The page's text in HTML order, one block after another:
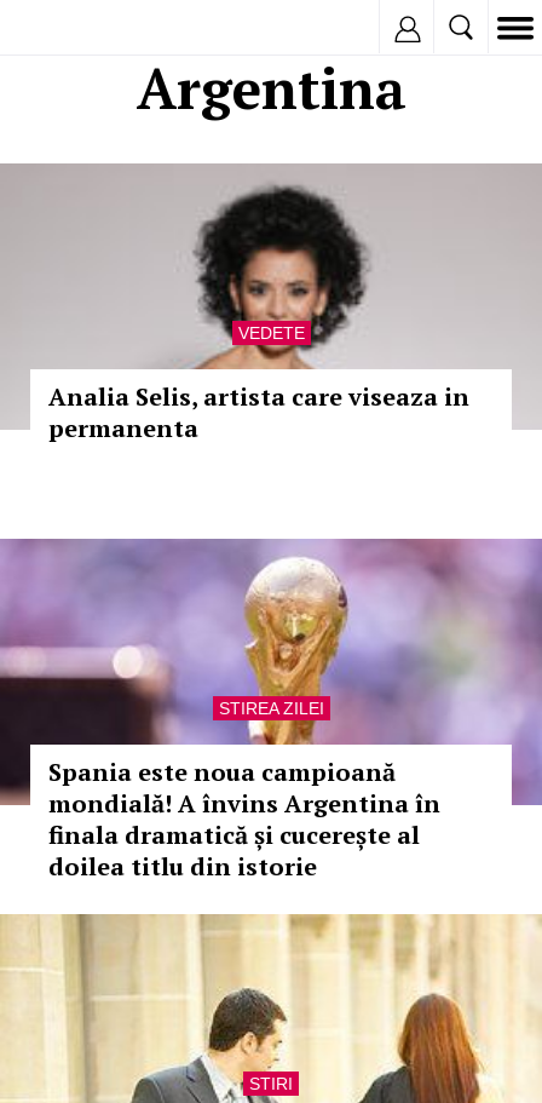
Argentina
VEDETE
Analia Selis, artista care viseaza in
permanenta
STIREA ZILEI
Spania este noua campioană
mondială! A învins Argentina în
finala dramatică și cucerește al
doilea titlu din istorie
STIRI